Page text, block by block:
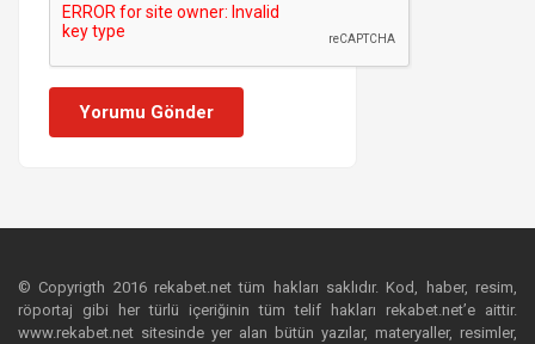
Yorumu Gönder
© Copyrigth 2016 rekabet.net tüm hakları saklıdır. Kod, haber, resim,
röportaj gibi her türlü içeriğinin tüm telif hakları rekabet.net’e aittir.
www.rekabet.net sitesinde yer alan bütün yazılar, materyaller, resimler,